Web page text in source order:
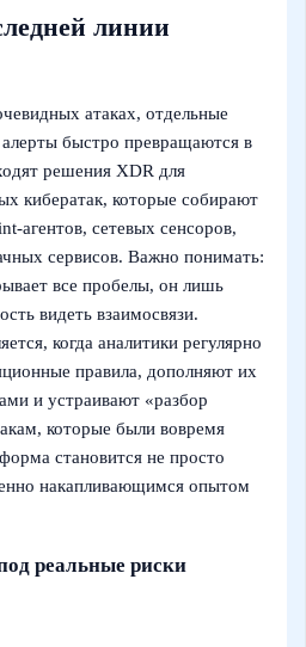
линии
атаках, отдельные
быстро превращаются в
решения XDR для
кибератак, которые собирают
сетевых сенсоров,
сервисов. Важно понимать:
все пробелы, он лишь
видеть взаимосвязи.
когда аналитики регулярно
правила, дополняют их
и устраивают «разбор
которые были вовремя
становится не просто
накапливающимся опытом
реальные риски